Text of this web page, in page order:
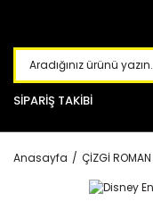
SİPARİŞ TAKİBİ
Anasayfa ÇİZGİ ROMAN